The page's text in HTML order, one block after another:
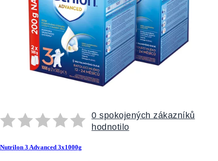
0 spokojených zákazníků
hodnotilo
Nutrilon 3 Advanced 3x1000g